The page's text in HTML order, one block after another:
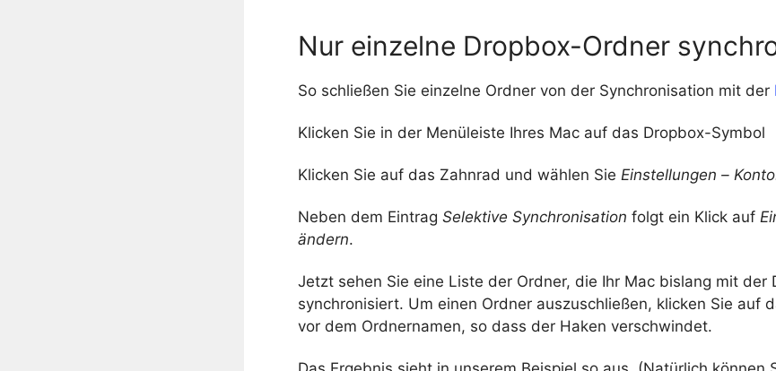
Nur einzelne Dropbox-Ordner
So schließen Sie einzelne Ordner von der Synchronisation mit der
Klicken Sie in der Menüleiste Ihres Mac auf das Dropbox-Symbol
Klicken Sie auf das Zahnrad und wählen Sie Einstellungen –
Neben dem Eintrag Selektive Synchronisation folgt ein Klick auf
ändern.
Jetzt sehen Sie eine Liste der Ordner, die Ihr Mac bislang mit der
synchronisiert. Um einen Ordner auszuschließen, klicken Sie auf
vor dem Ordnernamen, so dass der Haken verschwindet.